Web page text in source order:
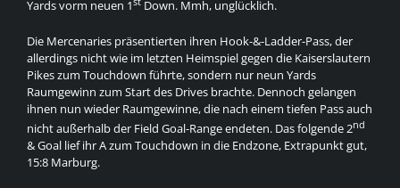
Yards vorm neuen 1
Down. Mmh, unglücklich.
Die Mercenaries präsentierten ihren Hook-&-Ladder-Pass, der
allerdings nicht wie im letzten Heimspiel gegen die Kaiserslautern
Pikes zum Touchdown führte, sondern nur neun Yards
Raumgewinn zum Start des Drives brachte. Dennoch gelangen
ihnen nun wieder Raumgewinne, die nach einem tiefen Pass auch
nicht außerhalb der Field Goal-Range endeten. Das folgende 2nd
& Goal lief ihr A zum Touchdown in die Endzone, Extrapunkt gut,
15:8 Marburg.